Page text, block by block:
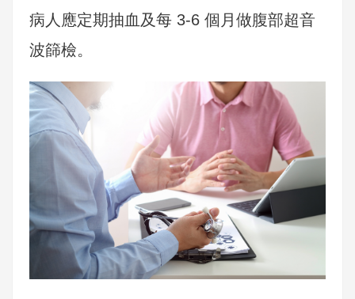
病人應定期抽血及每 3-6 個月做腹部超音
波篩檢。